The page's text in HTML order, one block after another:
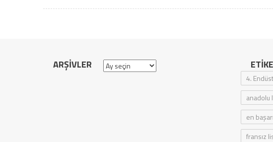
ARŞIVLER Arşivler
4.
anadolu
en
fransız